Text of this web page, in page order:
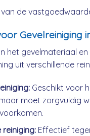
de
Gevelreiniging
het gevelmateriaal
uit verschillende
Geschikt voor
moet zorgvuldig
reiniging:Effectief